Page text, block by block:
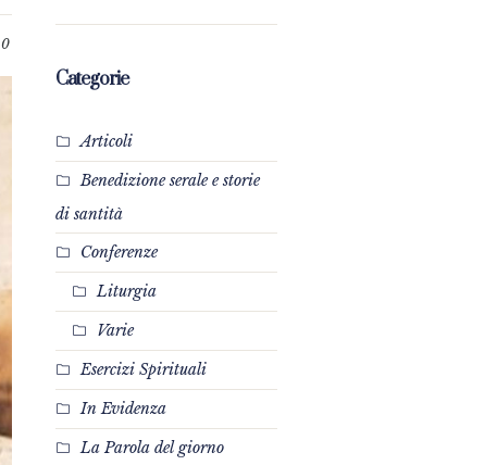
0
Categorie
Articoli
Benedizione serale e storie
di santità
Conferenze
Liturgia
Varie
Esercizi Spirituali
In Evidenza
La Parola del giorno